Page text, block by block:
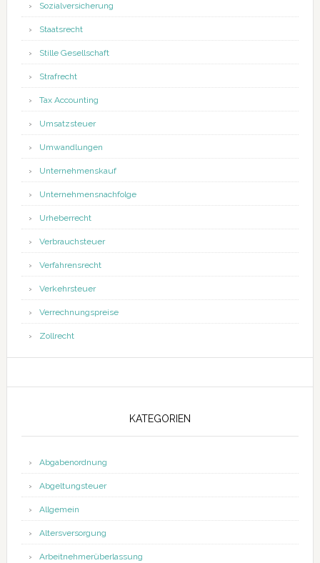
Sozialversicherung
Staatsrecht
Stille Gesellschaft
Strafrecht
Tax Accounting
Umsatzsteuer
Umwandlungen
Unternehmenskauf
Unternehmensnachfolge
Urheberrecht
Verbrauchsteuer
Verfahrensrecht
Verkehrsteuer
Verrechnungspreise
Zollrecht
KATEGORIEN
Abgabenordnung
Abgeltungsteuer
Allgemein
Altersversorgung
Arbeitnehmerüberlassung